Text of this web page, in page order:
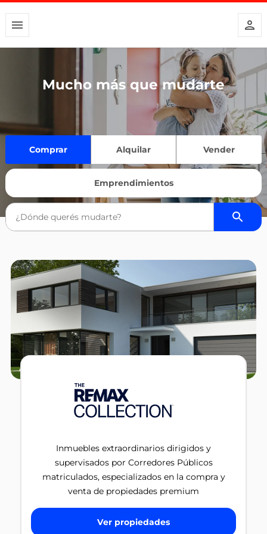
Mucho más que mudarte
Comprar Alquilar Vender
Emprendimientos
Inmuebles extraordinarios dirigidos y
supervisados por Corredores Públicos
matriculados, especializados en la compra y
venta de propiedades premium
Ver propiedades